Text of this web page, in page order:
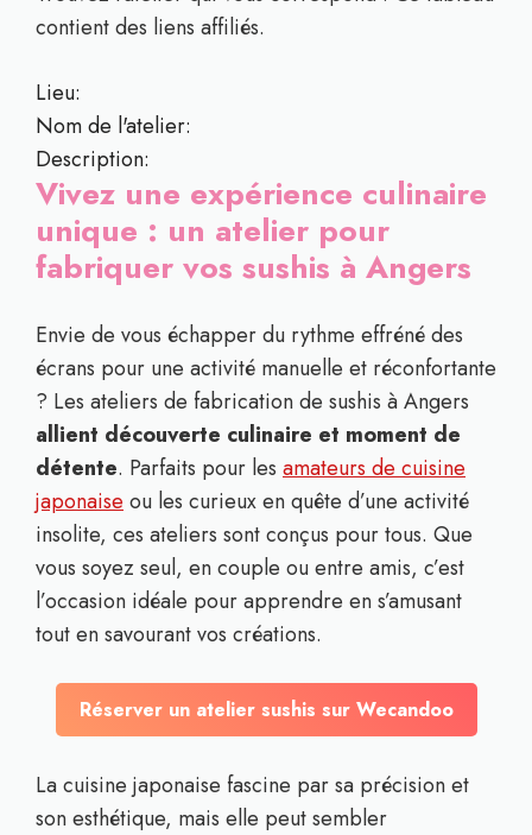
contient des liens affiliés.
Lieu:
Nom de l'atelier:
Description:
Vivez une expérience culinaire
unique : un atelier pour
fabriquer vos sushis à Angers
Envie de vous échapper du rythme effréné des
écrans pour une activité manuelle et réconfortante
? Les ateliers de fabrication de sushis à Angers
allient découverte culinaire et moment de
détente. Parfaits pour les amateurs de cuisine
japonaise ou les curieux en quête d’une activité
insolite, ces ateliers sont conçus pour tous. Que
vous soyez seul, en couple ou entre amis, c’est
l’occasion idéale pour apprendre en s’amusant
tout en savourant vos créations.
Réserver un atelier sushis sur Wecandoo
La cuisine japonaise fascine par sa précision et
son esthétique, mais elle peut sembler